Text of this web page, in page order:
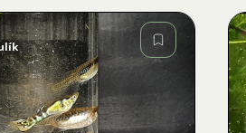
Zdjęcie